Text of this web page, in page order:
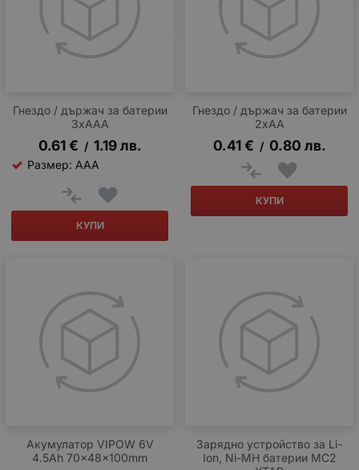
Гнездо / държач за батерии
3xAAA
0.61 € / 1.19 лв.
Размер: AAA
КУПИ
Гнездо / държач за батерии
2xAA
0.41 € / 0.80 лв.
КУПИ
Акумулатор VIPOW 6V
4.5Ah 70x48x100mm
Зарядно устройство за Li-
Ion, Ni-MH батерии MC2